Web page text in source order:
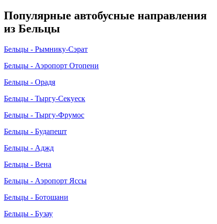
Популярные автобусные направления
из Бельцы
Бельцы - Рымнику-Сэрат
Бельцы - Аэропорт Отопени
Бельцы - Орадя
Бельцы - Тыргу-Секуеск
Бельцы - Тыргу-Фрумос
Бельцы - Будапешт
Бельцы - Аджд
Бельцы - Вена
Бельцы - Аэропорт Яссы
Бельцы - Ботошани
Бельцы - Бузау